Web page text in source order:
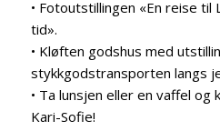
• Fotoutstillingen «En reise til
tid».
• Kløften godshus med
stykkgodstransporten langs
• Ta lunsjen eller en vaffel
Kari-Sofie!